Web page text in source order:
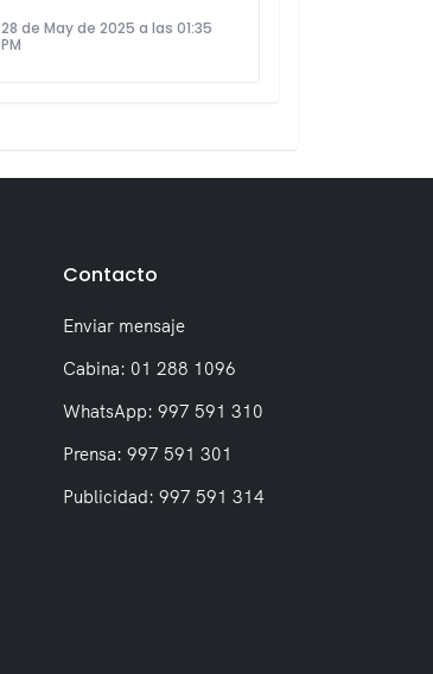
28 de May de 2025 a las 01:35
PM
Contacto
Enviar mensaje
Cabina: 01 288 1096
WhatsApp: 997 591 310
Prensa: 997 591 301
Publicidad: 997 591 314